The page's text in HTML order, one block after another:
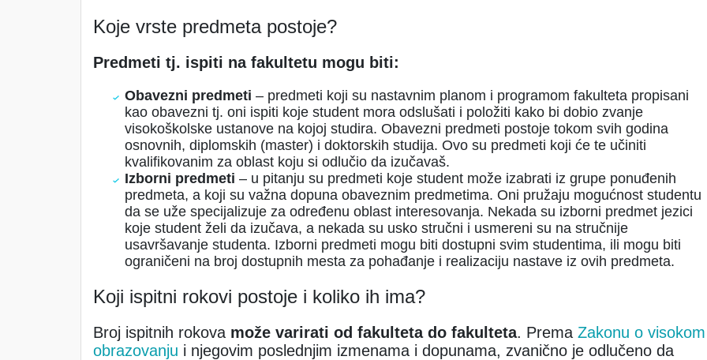
Koje vrste predmeta postoje?
Predmeti tj. ispiti na fakultetu mogu biti:
Obavezni predmeti – predmeti koji su nastavnim planom i programom fakulteta propisani
kao obavezni tj. oni ispiti koje student mora odslušati i položiti kako bi dobio zvanje
visokoškolske ustanove na kojoj studira. Obavezni predmeti postoje tokom svih godina
osnovnih, diplomskih (master) i doktorskih studija. Ovo su predmeti koji će te učiniti
kvalifikovanim za oblast koju si odlučio da izučavaš.
Izborni predmeti – u pitanju su predmeti koje student može izabrati iz grupe ponuđenih
predmeta, a koji su važna dopuna obaveznim predmetima. Oni pružaju mogućnost studentu
da se uže specijalizuje za određenu oblast interesovanja. Nekada su izborni predmet jezici
koje student želi da izučava, a nekada su usko stručni i usmereni su na stručnije
usavršavanje studenta. Izborni predmeti mogu biti dostupni svim studentima, ili mogu biti
ograničeni na broj dostupnih mesta za pohađanje i realizaciju nastave iz ovih predmeta.
Koji ispitni rokovi postoje i koliko ih ima?
Broj ispitnih rokova može varirati od fakulteta do fakulteta. Prema Zakonu o visokom
obrazovanju i njegovim poslednjim izmenama i dopunama, zvanično je odlučeno da